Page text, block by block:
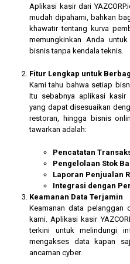
Aplikasi kasir dari
mudah dipahami, bahkan
khawatir tentang kurva
memungkinkan Anda
bisnis tanpa kendala teknis.
Fitur Lengkap untuk
Kami tahu bahwa setiap
Itu sebabnya aplikasi kasir
yang dapat disesuaikan
restoran, hingga bisnis
tawarkan adalah:
Pencatatan
Pengelolaan Stok
Laporan Penjualan
Integrasi dengan
Keamanan Data Terjamin
Keamanan data pelanggan
kami. Aplikasi kasir
terkini untuk melindungi
mengakses data kapan
ancaman cyber.